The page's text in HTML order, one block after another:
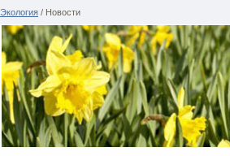
Экология / Новости